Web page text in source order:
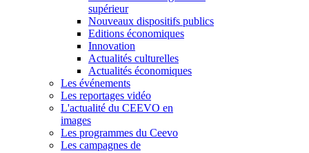
supérieur
Nouveaux dispositifs publics
Editions économiques
Innovation
Actualités culturelles
Actualités économiques
Les événements
Les reportages vidéo
L'actualité du CEEVO en
images
Les programmes du Ceevo
Les campagnes de